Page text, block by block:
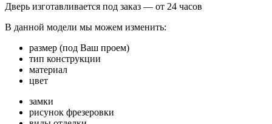
Дверь изготавливается под заказ — от 24 часов
В данной модели мы можем изменить:
размер (под Ваш проем)
тип конструкции
материал
цвет
замки
рисунок фрезеровки